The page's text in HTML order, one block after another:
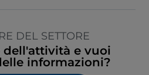
DEL SETTORE
dell'attività e vuoi
informazioni?